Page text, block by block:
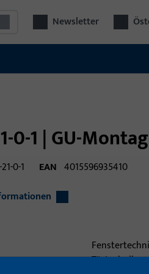
Newsletter
0-1 | GU-
0-1 EAN 4015596935410
Türtechnik